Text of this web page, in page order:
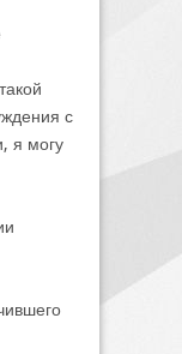
с
я могу